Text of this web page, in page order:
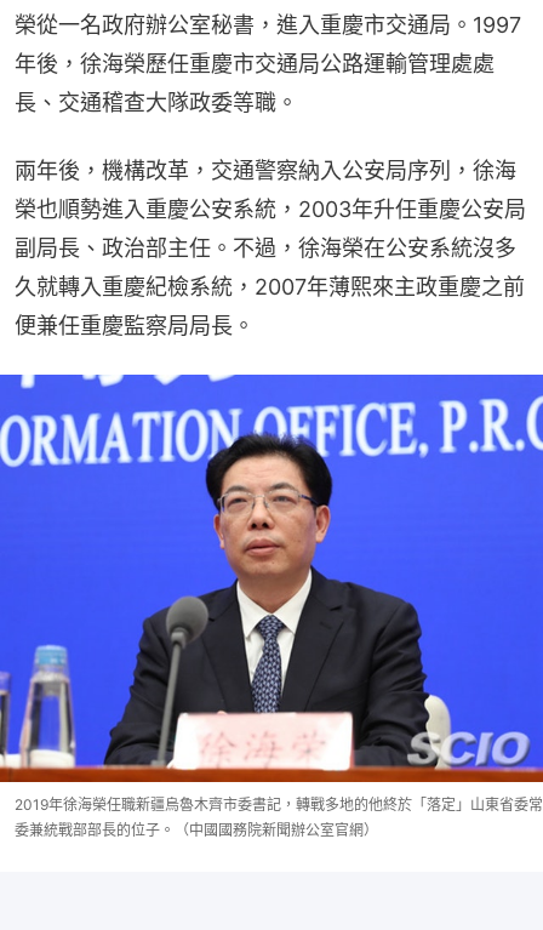
榮從一名政府辦公室秘書，進入重慶市交通局。1997
年後，徐海榮歷任重慶市交通局公路運輸管理處處
長、交通稽查大隊政委等職。
兩年後，機構改革，交通警察納入公安局序列，徐海
榮也順勢進入重慶公安系統，2003年升任重慶公安局
副局長、政治部主任。不過，徐海榮在公安系統沒多
久就轉入重慶紀檢系統，2007年薄熙來主政重慶之前
便兼任重慶監察局局長。
2019年徐海榮任職新疆烏魯木齊市委書記，轉戰多地的他終於「落定」山東省委常
委兼統戰部部長的位子。（中國國務院新聞辦公室官網）